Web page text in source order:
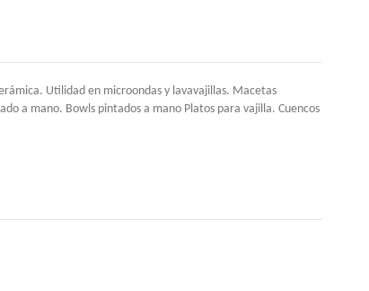
Utilidad en microondas y lavavajillas. Macetas
a mano. Bowls pintados a mano Platos para vajilla. Cuencos